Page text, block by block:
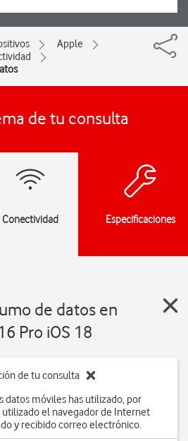
Apple
de tu consulta
Conectividad Especificaciones
de datos en
Pro iOS 18
de tu consulta
datos móviles has utilizado, por
el navegador de Internet
y recibido correo electrónico.